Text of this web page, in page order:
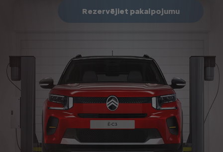
Rezervējiet pakalpojumu